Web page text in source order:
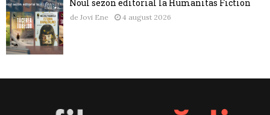
Noul sezon editorial la Humanitas Fiction
de Jovi Ene 4 august 2026